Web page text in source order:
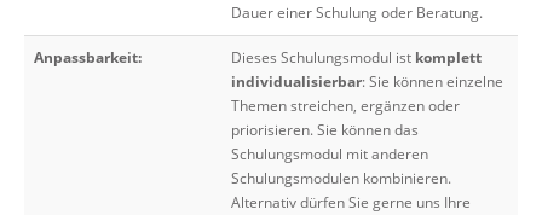
Dauer einer Schulung oder Beratung.
Anpassbarkeit: Dieses Schulungsmodul ist komplett
individualisierbar: Sie können einzelne
Themen streichen, ergänzen oder
priorisieren. Sie können das
Schulungsmodul mit anderen
Schulungsmodulen kombinieren.
Alternativ dürfen Sie gerne uns Ihre